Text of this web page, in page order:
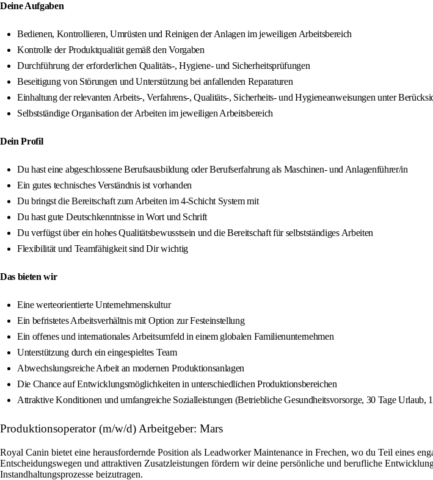
Deine Aufgaben
Bedienen, Kontrollieren, Umrüsten und Reinigen der Anlagen im jeweiligen Arbeitsbereich
Kontrolle der Produktqualität gemäß den Vorgaben
Durchführung der erforderlichen Qualitäts-, Hygiene- und Sicherheitsprüfungen
Beseitigung von Störungen und Unterstützung bei anfallenden Reparaturen
Einhaltung der relevanten Arbeits-, Verfahrens-, Qualitäts-, Sicherheits- und Hygieneanweisungen unter
Selbstständige Organisation der Arbeiten im jeweiligen Arbeitsbereich
Dein Profil
Du hast eine abgeschlossene Berufsausbildung oder Berufserfahrung als Maschinen- und Anlagenführer/in
Ein gutes technisches Verständnis ist vorhanden
Du bringst die Bereitschaft zum Arbeiten im 4-Schicht System mit
Du hast gute Deutschkenntnisse in Wort und Schrift
Du verfügst über ein hohes Qualitätsbewusstsein und die Bereitschaft für selbstständiges Arbeiten
Flexibilität und Teamfähigkeit sind Dir wichtig
Das bieten wir
Eine werteorientierte Unternehmenskultur
Ein befristetes Arbeitsverhältnis mit Option zur Festeinstellung
Ein offenes und internationales Arbeitsumfeld in einem globalen Familienunternehmen
Unterstützung durch ein eingespieltes Team
Abwechslungsreiche Arbeit an modernen Produktionsanlagen
Die Chance auf Entwicklungsmöglichkeiten in unterschiedlichen Produktionsbereichen
Attraktive Konditionen und umfangreiche Sozialleistungen (Betriebliche Gesundheitsvorsorge, 30 Tage Urlaub,
Produktionsoperator (m/w/d) Arbeitgeber: Mars
Royal Canin bietet eine herausfordernde Position als Leadworker Maintenance in Frechen, wo du Teil eines
Entscheidungswegen und attraktiven Zusatzleistungen fördern wir deine persönliche und berufliche
Instandhaltungsprozesse beizutragen.